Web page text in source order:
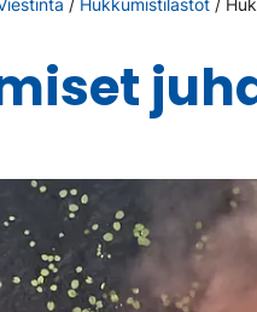
/ Hukkumistilastot /